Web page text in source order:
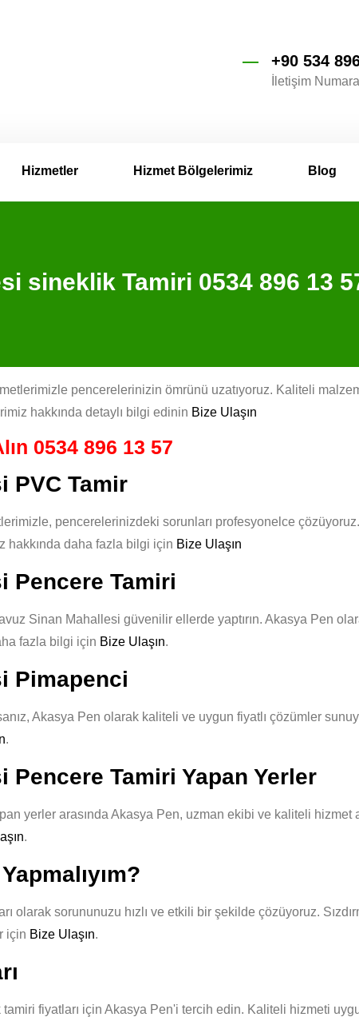
+90 534
İletişim
Hizmetler Hizmet Bölgelerimiz Blog
sineklik Tamiri 0534 896 13
pencerelerinizin ömrünü uzatıyoruz. Kaliteli
hakkında detaylı bilgi edinin Bize Ulaşın
0534 896 13 57
PVC Tamir
pencerelerinizdeki sorunları profesyonelce
hakkında daha fazla bilgi için Bize Ulaşın
Pencere Tamiri
Sinan Mahallesi güvenilir ellerde yaptırın. Akasya Pen
fazla bilgi için Bize Ulaşın.
Pimapenci
Akasya Pen olarak kaliteli ve uygun fiyatlı çözümler
.
Pencere Tamiri Yapan Yerler
yerler arasında Akasya Pen, uzman ekibi ve kaliteli hizmet
.
olarak sorununuzu hızlı ve etkili bir şekilde çözüyoruz.
için Bize Ulaşın.
fiyatları için Akasya Pen'i tercih edin. Kaliteli hizmeti